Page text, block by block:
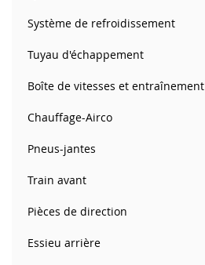
Système de refroidissement
Tuyau d'échappement
Boîte de vitesses et entraînement
Chauffage-Airco
Pneus-jantes
Train avant
Pièces de direction
Essieu arrière